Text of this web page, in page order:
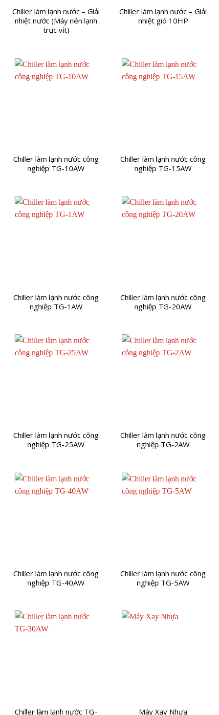
Chiller làm lạnh nước – Giải
nhiệt nước (Máy nén lạnh
trục vít)
Chiller làm lạnh nước – Giải
nhiệt gió 10HP
Chiller làm lạnh nước công
nghiệp TG-10AW
Chiller làm lạnh nước công
nghiệp TG-15AW
Chiller làm lạnh nước công
nghiệp TG-1AW
Chiller làm lạnh nước công
nghiệp TG-20AW
Chiller làm lạnh nước công
nghiệp TG-25AW
Chiller làm lạnh nước công
nghiệp TG-2AW
Chiller làm lạnh nước công
nghiệp TG-40AW
Chiller làm lạnh nước công
nghiệp TG-5AW
Chiller làm lạnh nước TG- Máy Xay Nhựa